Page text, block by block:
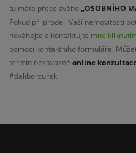
tu máte přece svého „OSOBNÍHO
Pokud při prodeji Vaší nemovitosti
neváhejte a kontaktujte mne
pomocí kontaktního formuláře.
termín nezávazné online
#daliborzurek